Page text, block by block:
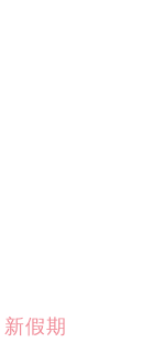
新假期